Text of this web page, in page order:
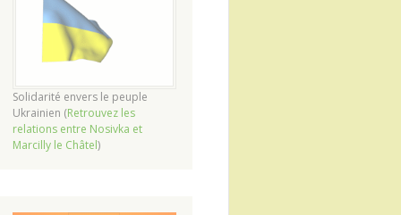
Solidarité envers le peuple
Ukrainien (Retrouvez les
relations entre Nosivka et
Marcilly le Châtel)